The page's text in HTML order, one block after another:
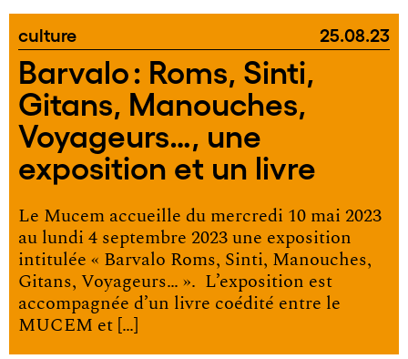
culture 25.08.23
Barvalo : Roms, Sinti,
Gitans, Manouches,
Voyageurs…, une
exposition et un livre
Le Mucem accueille du mercredi 10 mai 2023
au lundi 4 septembre 2023 une exposition
intitulée « Barvalo Roms, Sinti, Manouches,
Gitans, Voyageurs… ». L’exposition est
accompagnée d’un livre coédité entre le
MUCEM et […]